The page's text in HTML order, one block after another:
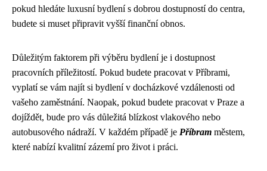
pokud hledáte luxusní bydlení s dobrou dostupností do centra,
budete si muset připravit vyšší finanční obnos.
Důležitým faktorem při výběru bydlení je i dostupnost
pracovních příležitostí. Pokud budete pracovat v Příbrami,
vyplatí se vám najít si bydlení v docházkové vzdálenosti od
vašeho zaměstnání. Naopak, pokud budete pracovat v Praze a
dojíždět, bude pro vás důležitá blízkost vlakového nebo
autobusového nádraží. V každém případě je Příbram městem,
které nabízí kvalitní zázemí pro život i práci.